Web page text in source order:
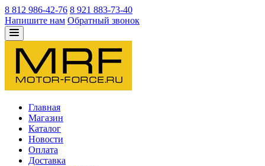
8 812 986-42-76 8 921 883-73-40
Напишите нам Обратный звонок
Главная
Магазин
Каталог
Новости
Оплата
Доставка